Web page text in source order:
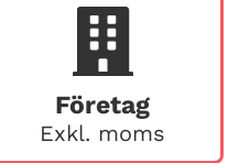
Företag
Exkl. moms
Ring före vid besök